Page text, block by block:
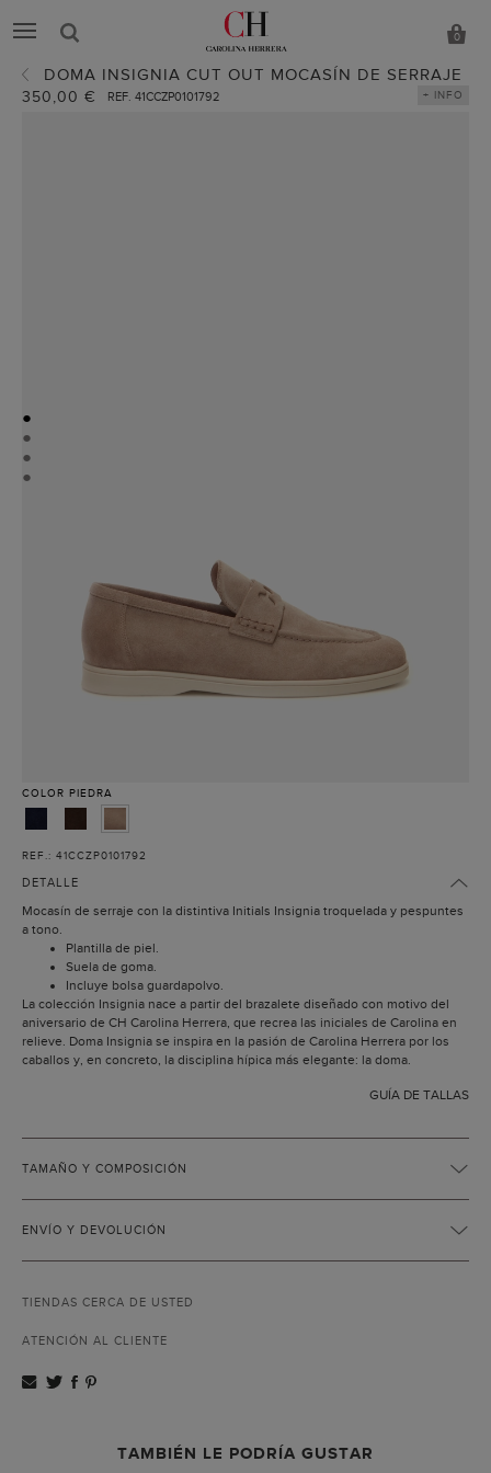
0
DOMA INSIGNIA CUT OUT MOCASÍN DE SERRAJE
350,00 € REF. 41CCZP0101792 + INFO
●
●
●
●
COLOR PIEDRA
REF.: 41CCZP0101792
DETALLE
Mocasín de serraje con la distintiva Initials Insignia troquelada y pespuntes
a tono.
Plantilla de piel.
Suela de goma.
Incluye bolsa guardapolvo.
La colección Insignia nace a partir del brazalete diseñado con motivo del
aniversario de CH Carolina Herrera, que recrea las iniciales de Carolina en
relieve. Doma Insignia se inspira en la pasión de Carolina Herrera por los
caballos y, en concreto, la disciplina hípica más elegante: la doma.
GUÍA DE TALLAS
TAMAÑO Y COMPOSICIÓN
ENVÍO Y DEVOLUCIÓN
TIENDAS CERCA DE USTED
ATENCIÓN AL CLIENTE
TAMBIÉN LE PODRÍA GUSTAR